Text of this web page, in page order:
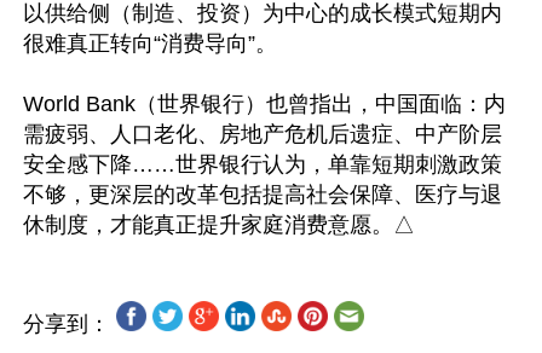
以供给侧（制造、投资）为中心的成长模式短期内
很难真正转向“消费导向”。
World Bank（世界银行）也曾指出，中国面临：内
需疲弱、人口老化、房地产危机后遗症、中产阶层
安全感下降……世界银行认为，单靠短期刺激政策
不够，更深层的改革包括提高社会保障、医疗与退
分享到：